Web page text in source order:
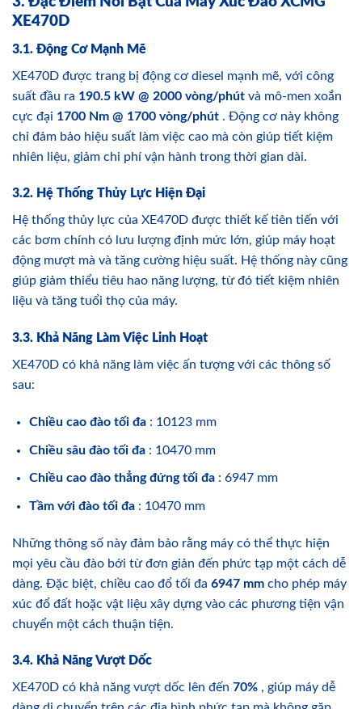
XE470D
3.1. Động Cơ Mạnh Mẽ
XE470D được trang bị động cơ diesel mạnh mẽ, với công
suất đầu ra 190.5 kW @ 2000 vòng/phút và mô-men xoắn
cực đại 1700 Nm @ 1700 vòng/phút . Động cơ này không
chỉ đảm bảo hiệu suất làm việc cao mà còn giúp tiết kiệm
nhiên liệu, giảm chi phí vận hành trong thời gian dài.
3.2. Hệ Thống Thủy Lực Hiện Đại
Hệ thống thủy lực của XE470D được thiết kế tiên tiến với
các bơm chính có lưu lượng định mức lớn, giúp máy hoạt
động mượt mà và tăng cường hiệu suất. Hệ thống này cũng
giúp giảm thiểu tiêu hao năng lượng, từ đó tiết kiệm nhiên
liệu và tăng tuổi thọ của máy.
3.3. Khả Năng Làm Việc Linh Hoạt
XE470D có khả năng làm việc ấn tượng với các thông số
sau:
Chiều cao đào tối đa : 10123 mm
Chiều sâu đào tối đa : 10470 mm
Chiều cao đào thẳng đứng tối đa : 6947 mm
Tầm với đào tối đa : 10470 mm
Những thông số này đảm bảo rằng máy có thể thực hiện
mọi yêu cầu đào bới từ đơn giản đến phức tạp một cách dễ
dàng. Đặc biệt, chiều cao đổ tối đa 6947 mm cho phép máy
xúc đổ đất hoặc vật liệu xây dựng vào các phương tiện vận
chuyển một cách thuận tiện.
3.4. Khả Năng Vượt Dốc
XE470D có khả năng vượt dốc lên đến 70% , giúp máy dễ